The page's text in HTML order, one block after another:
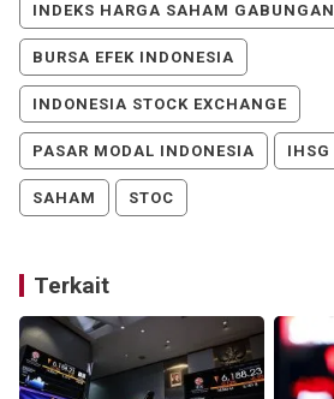
INDEKS HARGA SAHAM GABUNGAN
BURSA EFEK INDONESIA
INDONESIA STOCK EXCHANGE
PASAR MODAL INDONESIA IHSG
SAHAM STOC
Terkait